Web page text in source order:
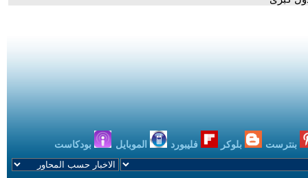
بنترست بلوكر فليبورد الموبايل بودكاست